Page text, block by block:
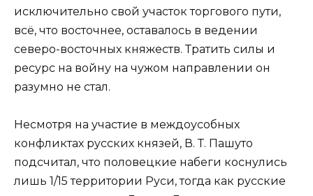
исключительно свой участок торгового пути,
всё, что восточнее, оставалось в ведении
северо-восточных княжеств. Тратить силы и
ресурс на войну на чужом направлении он
разумно не стал.
Несмотря на участие в междоусобных
конфликтах русских князей, В. Т. Пашуто
подсчитал, что половецкие набеги коснулись
лишь 1/15 территории Руси, тогда как русские